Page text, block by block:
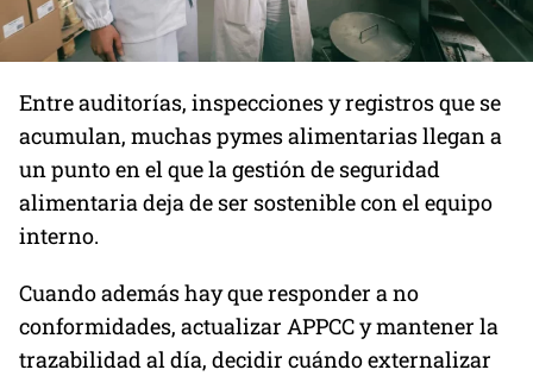
Entre auditorías, inspecciones y registros que se
acumulan, muchas pymes alimentarias llegan a
un punto en el que la gestión de seguridad
alimentaria deja de ser sostenible con el equipo
interno.
Cuando además hay que responder a no
conformidades, actualizar APPCC y mantener la
trazabilidad al día, decidir cuándo externalizar